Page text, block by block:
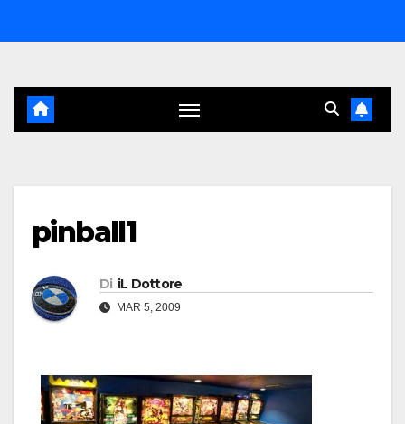
al
pinball1
Di iL Dottore
MAR 5, 2009